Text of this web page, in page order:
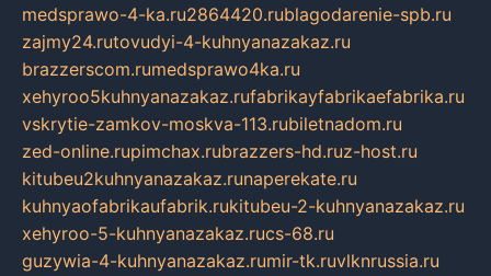
medsprawo-4-ka.ru2864420.rublagodarenie-spb.ru
zajmy24.rutovudyi-4-kuhnyanazakaz.ru
brazzerscom.rumedsprawo4ka.ru
xehyroo5kuhnyanazakaz.rufabrikayfabrikaefabrika.ru
vskrytie-zamkov-moskva-113.rubiletnadom.ru
zed-online.rupimchax.rubrazzers-hd.ruz-host.ru
kitubeu2kuhnyanazakaz.runaperekate.ru
kuhnyaofabrikaufabrik.rukitubeu-2-kuhnyanazakaz.ru
xehyroo-5-kuhnyanazakaz.rucs-68.ru
guzywia-4-kuhnyanazakaz.rumir-tk.ruvlknrussia.ru